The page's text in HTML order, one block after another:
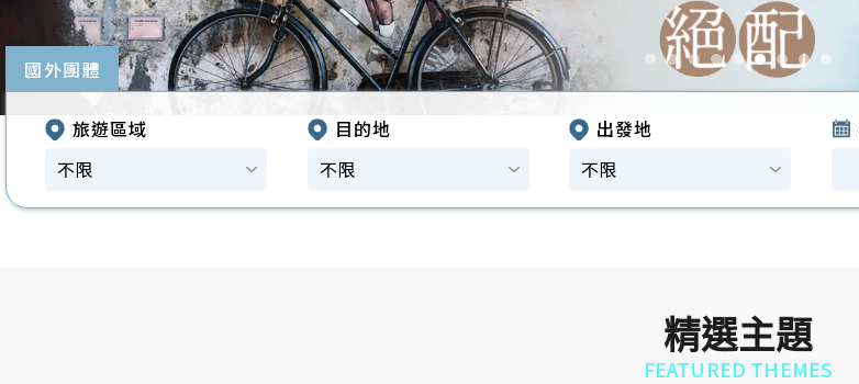
國外團體
旅遊區域 目的地 出發地
精選主題
FEATURED THEMES